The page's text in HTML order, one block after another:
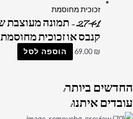
קנבס או זכוכית מחוסמת
69.00 ₪ הוספה לסל
החדשיםביותר:
עובדיםאיתנו: